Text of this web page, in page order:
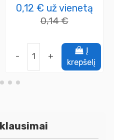
0,12 € už vienetą
0,14 €
- +
Į
krepšelį